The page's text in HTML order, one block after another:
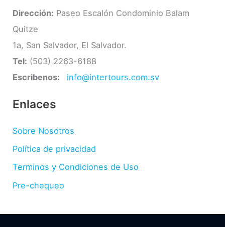
Dirección: Paseo Escalón Condominio Balam
Quitze
1a, San Salvador, El Salvador.
Tel: (503) 2263-6188
Escribenos:
info@intertours.com.sv
Enlaces
Sobre Nosotros
Política de privacidad
Terminos y Condiciones de Uso
Pre-chequeo